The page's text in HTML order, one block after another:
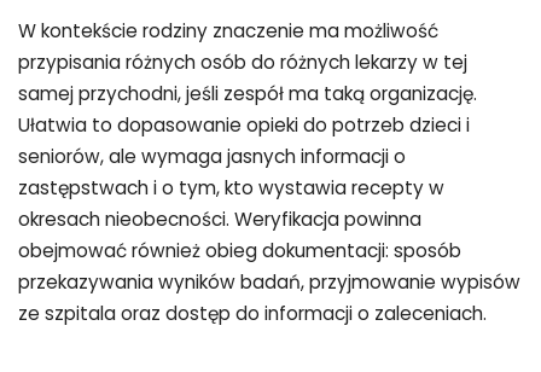
W kontekście rodziny znaczenie ma możliwość
przypisania różnych osób do różnych lekarzy w tej
samej przychodni, jeśli zespół ma taką organizację.
Ułatwia to dopasowanie opieki do potrzeb dzieci i
seniorów, ale wymaga jasnych informacji o
zastępstwach i o tym, kto wystawia recepty w
okresach nieobecności. Weryfikacja powinna
obejmować również obieg dokumentacji: sposób
przekazywania wyników badań, przyjmowanie wypisów
ze szpitala oraz dostęp do informacji o zaleceniach.